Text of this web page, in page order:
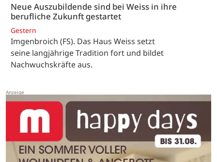
Neue Auszubildende sind bei Weiss in ihre
berufliche Zukunft gestartet
Gestern
Imgenbroich (FS). Das Haus Weiss setzt
seine langjährige Tradition fort und bildet
Nachwuchskräfte aus.